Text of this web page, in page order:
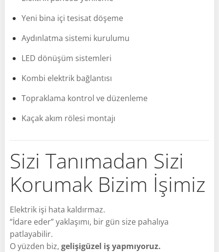
Yeni bina içi tesisat döşeme
Aydınlatma sistemi kurulumu
LED dönüşüm sistemleri
Kombi elektrik bağlantısı
Topraklama kontrol ve düzenleme
Kaçak akım rölesi montajı
Sizi Tanımadan Sizi
Korumak Bizim İşimiz
Elektrik işi hata kaldırmaz.
“İdare eder” yaklaşımı, bir gün size pahalıya
patlayabilir.
O yüzden biz, gelişigüzel iş yapmıyoruz.